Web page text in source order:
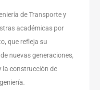
de Transporte y
académicas por
que refleja su
nuevas generaciones,
la construcción de